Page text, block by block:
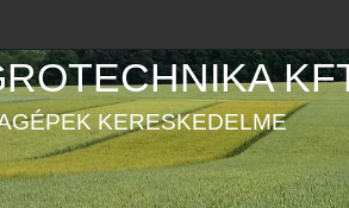
KERESKEDELME